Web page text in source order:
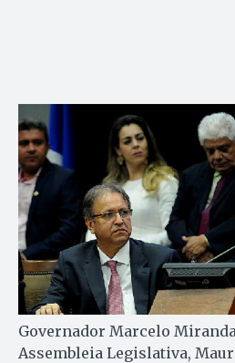
Governador Marcelo
Assembleia Legislativa,